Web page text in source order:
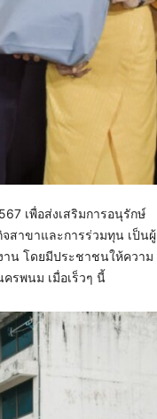
เพื่อส่งเสริมการอนุรักษ์
สาขาและการร่วมทุน เป็นผู้
าน โดยมีประชาชนให้ความ
รพนม เมื่อเร็วๆ นี้